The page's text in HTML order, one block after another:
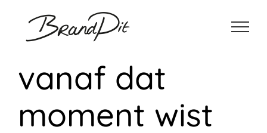
inhoud
vanaf dat
moment wist